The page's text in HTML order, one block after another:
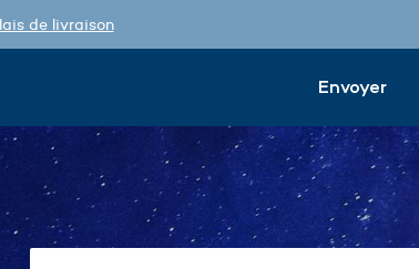
de livraison
Envoyer